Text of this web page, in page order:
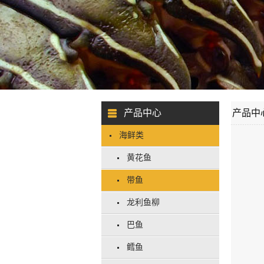
产品中心
海鲜类
黄花鱼
带鱼
龙利鱼柳
巴鱼
鳕鱼
产品中